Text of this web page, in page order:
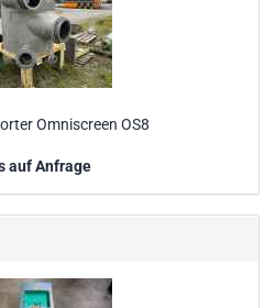
Omniscreen OS8
auf Anfrage